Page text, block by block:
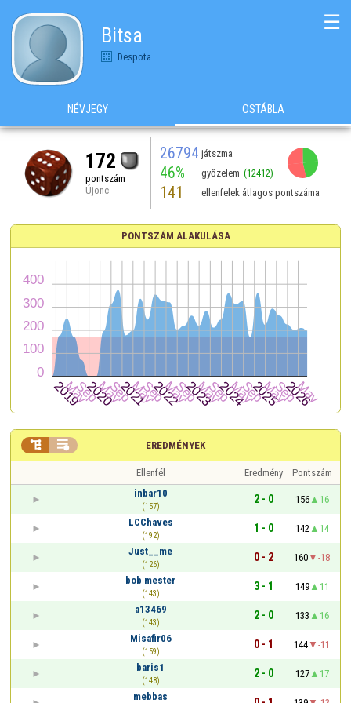
Bitsa
Despota
☰
NÉVJEGY OSTÁBLA
172
pontszám
Újonc
26794 játszma
46% győzelem (12412)
141 ellenfelek átlagos pontszáma
PONTSZÁM ALAKULÁSA
EREDMÉNYEK
 
Ellenfél Eredmény
Pontszám
inbar10
(157)
2 - 0 156
16
LCChaves
(192)
1 - 0 142
14
Just__me
(126)
0 - 2 160
-18
bob mester
(143)
3 - 1 149
11
a13469
(143)
2 - 0 133
16
Misafir06
(159)
0 - 1 144
-11
baris1
(148)
2 - 0 127
17
mebbas